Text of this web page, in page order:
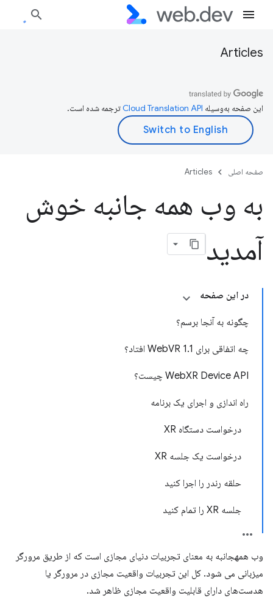
Articles
این صفحه به‌وسیله ترجمه شده است.
صفحه اصلی Articles
به وب همه جانبه خوش
آمدید
در این صفحه
چگونه به آنجا برسم؟
چه اتفاقی برای WebVR 1.1 افتاد؟
WebXR Device API چیست؟
راه اندازی و اجرای یک برنامه
درخواست دستگاه XR
درخواست یک جلسه XR
حلقه رندر را اجرا کنید
جلسه XR را تمام کنید
وب همهجانبه به معنای تجربیات دنیای مجازی است که از طریق مرورگر
میزبانی می شود. کل این تجربیات واقعیت مجازی در مرورگر یا
هدست‌های دارای قابلیت واقعیت مجازی ظاهر شد.